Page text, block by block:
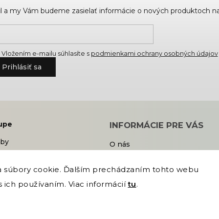
súbory cookie. Ďalším prechádzaním tohto webu
ich používaním. Viac informáciítu.
a my Vám budeme zasielať informácie o nových produktoch
Vložením e-mailu súhlasíte s podmienkami ochrany osobných údajov
Prihlásiť sa
údajov
INFORMÁCIE PRE VÁS
O nás
Blog
Referencie